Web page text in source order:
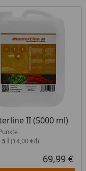
II (5000 ml)
5 l (14,00 €/l)
69,99 €